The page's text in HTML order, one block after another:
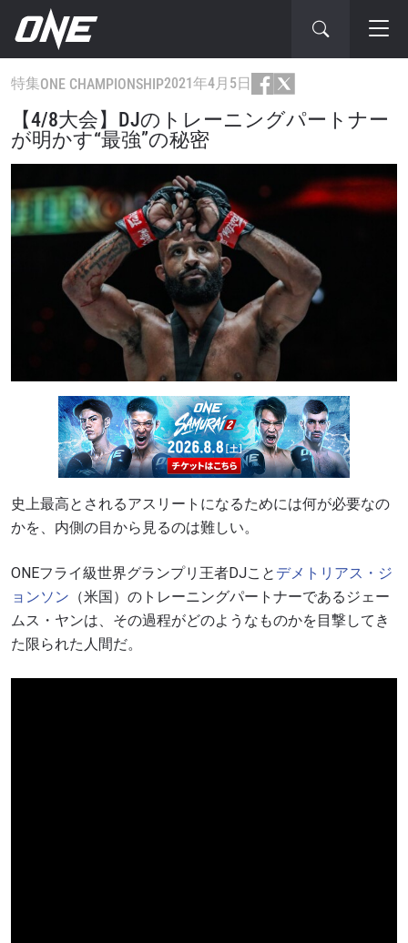
特集ONE CHAMPIONSHIP2021年4月5日
【4/8大会】DJのトレーニングパートナー
が明かす“最強”の秘密
史上最高とされるアスリートになるためには何が必要なの
かを、内側の目から見るのは難しい。
ONEフライ級世界グランプリ王者DJこと デメトリアス・ジ
ョンソン （米国）のトレーニングパートナーであるジェー
ムス・ヤンは、その過程がどのようなものかを目撃してき
た限られた人間だ。